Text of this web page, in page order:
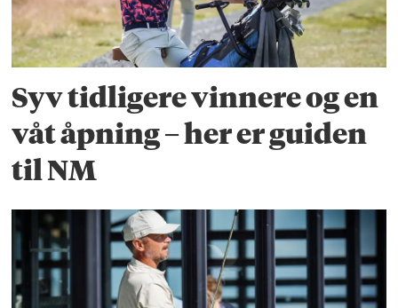
Syv tidligere vinnere og en
våt åpning – her er guiden
til NM